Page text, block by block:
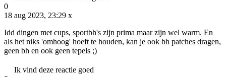
0
18 aug 2023, 23:29 x
Idd dingen met cups, sportbh's zijn prima maar zijn wel warm. En
als het niks 'omhoog' hoeft te houden, kan je ook bh patches dragen,
geen bh en ook geen tepels ;)
Ik vind deze reactie goed